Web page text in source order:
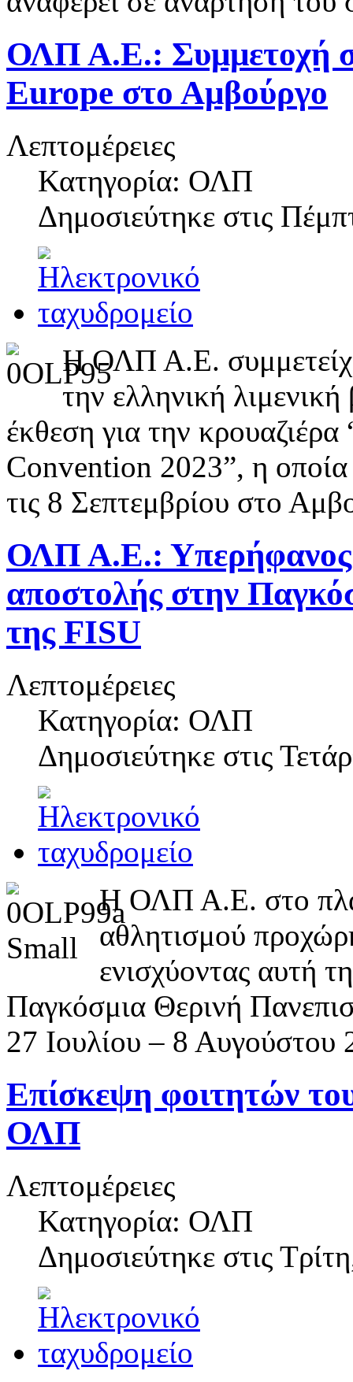
ΟΛΠ Α.Ε.: Συμμετοχή
Europe στο Αμβούργο
Λεπτομέρειες
Κατηγορία: ΟΛΠ
Δημοσιεύτηκε στις
Η ΟΛΠ Α.Ε.
την ελληνική
έκθεση για την
Convention 2023”, η οποία
τις 8 Σεπτεμβρίου στο
ΟΛΠ Α.Ε.: Υπερήφανος
αποστολής στην
της FISU
Λεπτομέρειες
Κατηγορία: ΟΛΠ
Δημοσιεύτηκε στις
Η ΟΛΠ Α.Ε. στο
αθλητισμού
ενισχύοντας αυτή
Παγκόσμια Θερινή
27 Ιουλίου – 8 Αυγούστου
Επίσκεψη φοιτητών
ΟΛΠ
Λεπτομέρειες
Κατηγορία: ΟΛΠ
Δημοσιεύτηκε στις